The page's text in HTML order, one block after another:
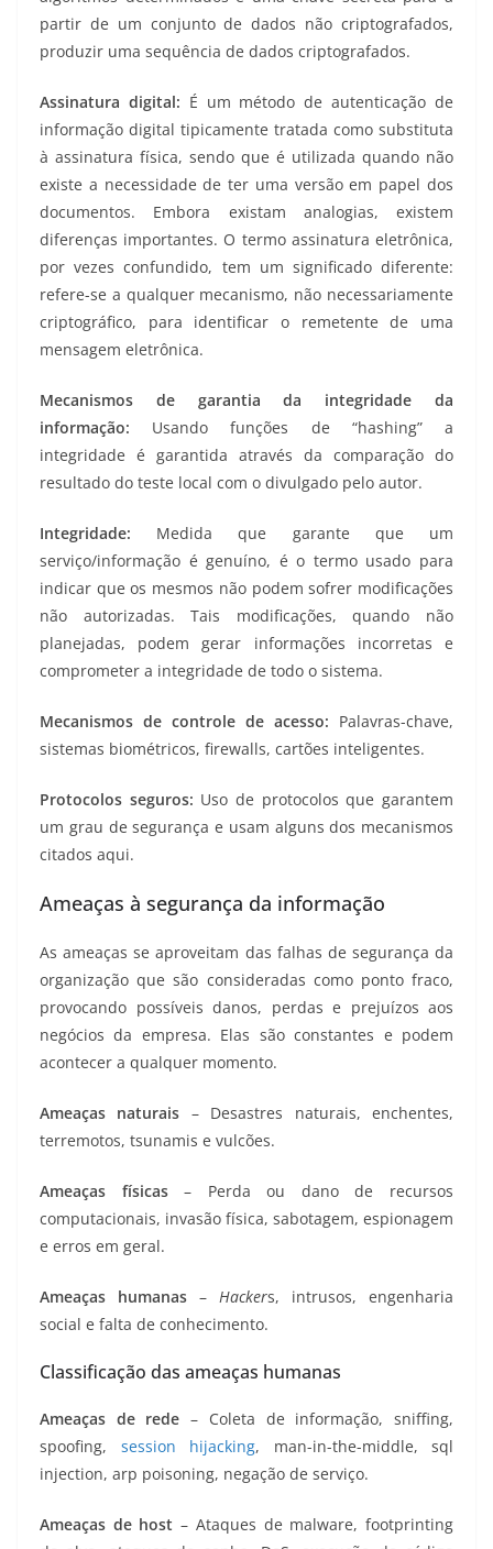
partir de um conjunto de dados não criptografados,
produzir uma sequência de dados criptografados.
Assinatura digital: É um método de autenticação de
informação digital tipicamente tratada como substituta
à assinatura física, sendo que é utilizada quando não
existe a necessidade de ter uma versão em papel dos
documentos. Embora existam analogias, existem
diferenças importantes. O termo assinatura eletrônica,
por vezes confundido, tem um significado diferente:
refere-se a qualquer mecanismo, não necessariamente
criptográfico, para identificar o remetente de uma
mensagem eletrônica.
Mecanismos de garantia da integridade da
informação: Usando funções de “hashing” a
integridade é garantida através da comparação do
resultado do teste local com o divulgado pelo autor.
Integridade: Medida que garante que um
serviço/informação é genuíno, é o termo usado para
indicar que os mesmos não podem sofrer modificações
não autorizadas. Tais modificações, quando não
planejadas, podem gerar informações incorretas e
comprometer a integridade de todo o sistema.
Mecanismos de controle de acesso: Palavras-chave,
sistemas biométricos, firewalls, cartões inteligentes.
Protocolos seguros: Uso de protocolos que garantem
um grau de segurança e usam alguns dos mecanismos
citados aqui.
Ameaças à segurança da informação
As ameaças se aproveitam das falhas de segurança da
organização que são consideradas como ponto fraco,
provocando possíveis danos, perdas e prejuízos aos
negócios da empresa. Elas são constantes e podem
acontecer a qualquer momento.
Ameaças naturais – Desastres naturais, enchentes,
terremotos, tsunamis e vulcões.
Ameaças físicas– Perda ou dano de recursos
computacionais, invasão física, sabotagem, espionagem
e erros em geral.
Ameaças humanas – Hackers, intrusos, engenharia
social e falta de conhecimento.
Classificação das ameaças humanas
Ameaças de rede – Coleta de informação, sniffing,
spoofing, session hijacking, man-in-the-middle, sql
injection, arp poisoning, negação de serviço.
Ameaças de host – Ataques de malware, footprinting